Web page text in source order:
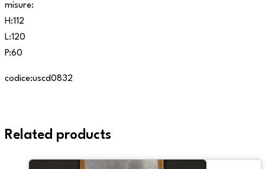
misure:
H:112
L:120
P:60
codice:uscd0832
Related products